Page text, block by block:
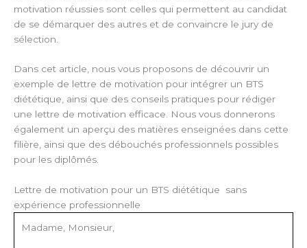
motivation réussies sont celles qui permettent au candidat
de se démarquer des autres et de convaincre le jury de
sélection.
Dans cet article, nous vous proposons de découvrir un
exemple de lettre de motivation pour intégrer un BTS
diététique, ainsi que des conseils pratiques pour rédiger
une lettre de motivation efficace. Nous vous donnerons
également un aperçu des matières enseignées dans cette
filière, ainsi que des débouchés professionnels possibles
pour les diplômés.
Lettre de motivation pour un BTS diététique sans
expérience professionnelle
Madame, Monsieur,